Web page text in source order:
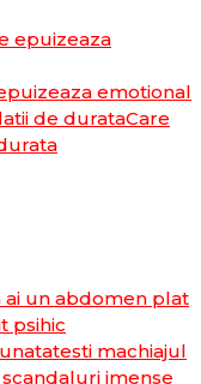
emotional
Care
ai un abdomen plat
psihic
machiajul
imense